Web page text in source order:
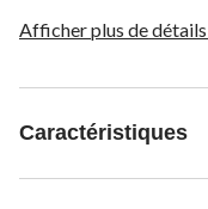
15 1/2 po) de diamètre.
Afficher plus de détails
Caractéristiques